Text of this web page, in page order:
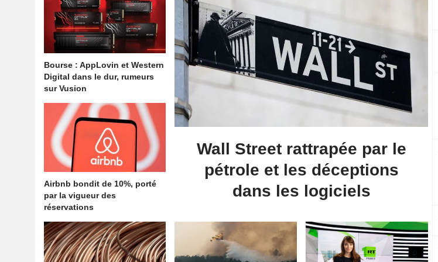
Bourse : AppLovin et Western
Digital dans le dur, rumeurs
sur Vusion
Airbnb bondit de 10%, porté
par la vigueur des
réservations
Wall Street rattrapée par le
pétrole et les déceptions
dans les logiciels